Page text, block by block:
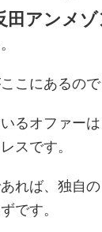
田アンメゾ
こにあるの
るオファー
スです。
れば、独自
です。